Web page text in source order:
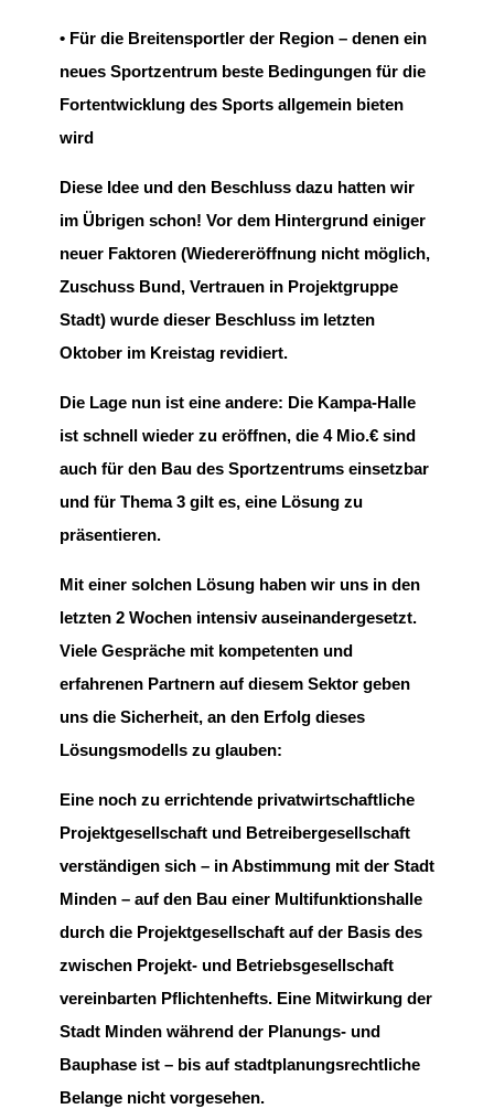
• Für die Breitensportler der Region – denen ein
neues Sportzentrum beste Bedingungen für die
Fortentwicklung des Sports allgemein bieten
wird
Diese Idee und den Beschluss dazu hatten wir
im Übrigen schon! Vor dem Hintergrund einiger
neuer Faktoren (Wiedereröffnung nicht möglich,
Zuschuss Bund, Vertrauen in Projektgruppe
Stadt) wurde dieser Beschluss im letzten
Oktober im Kreistag revidiert.
Die Lage nun ist eine andere: Die Kampa-Halle
ist schnell wieder zu eröffnen, die 4 Mio.€ sind
auch für den Bau des Sportzentrums einsetzbar
und für Thema 3 gilt es, eine Lösung zu
präsentieren.
Mit einer solchen Lösung haben wir uns in den
letzten 2 Wochen intensiv auseinandergesetzt.
Viele Gespräche mit kompetenten und
erfahrenen Partnern auf diesem Sektor geben
uns die Sicherheit, an den Erfolg dieses
Lösungsmodells zu glauben:
Eine noch zu errichtende privatwirtschaftliche
Projektgesellschaft und Betreibergesellschaft
verständigen sich – in Abstimmung mit der Stadt
Minden – auf den Bau einer Multifunktionshalle
durch die Projektgesellschaft auf der Basis des
zwischen Projekt- und Betriebsgesellschaft
vereinbarten Pflichtenhefts. Eine Mitwirkung der
Stadt Minden während der Planungs- und
Bauphase ist – bis auf stadtplanungsrechtliche
Belange nicht vorgesehen.